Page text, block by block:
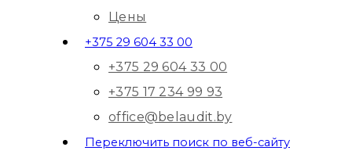
Цены
+375 29 604 33 00
+375 29 604 33 00
+375 17 234 99 93
office@belaudit.by
Переключить поиск по веб-сайту